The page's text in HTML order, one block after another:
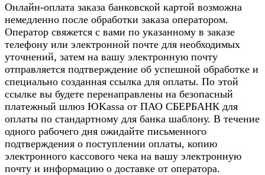
Онлайн-оплата заказа банковской картой возможна
немедленно после обработки заказа оператором.
Оператор свяжется с вами по указанному в заказе
телефону или электронной почте для необходимых
уточнений, затем на вашу электронную почту
отправляется подтверждение об успешной обработке и
специально созданная ссылка для оплаты. По этой
ссылке вы будете перенаправлены на безопасный
платежный шлюз ЮKassa от ПАО СБЕРБАНК для
оплаты по стандартному для банка шаблону. В течение
одного рабочего дня ожидайте письменного
подтверждения о поступлении оплаты, копию
электронного кассового чека на вашу электронную
почту и информацию о доставке от оператора.